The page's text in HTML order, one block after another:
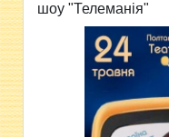
шоу "Телеманія"